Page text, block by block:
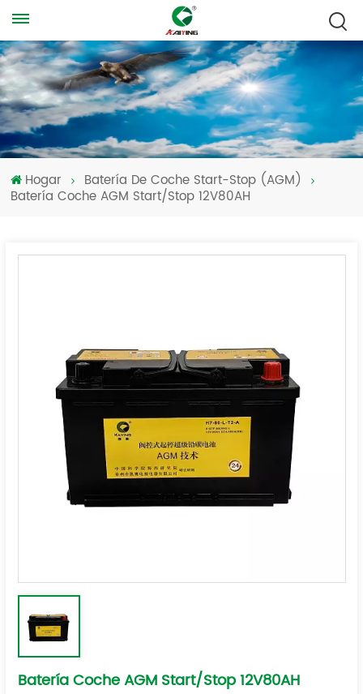
Hogar
Batería De Coche Start-Stop (AGM)
Batería Coche AGM Start/Stop 12V80AH
Batería Coche AGM Start/Stop 12V80AH